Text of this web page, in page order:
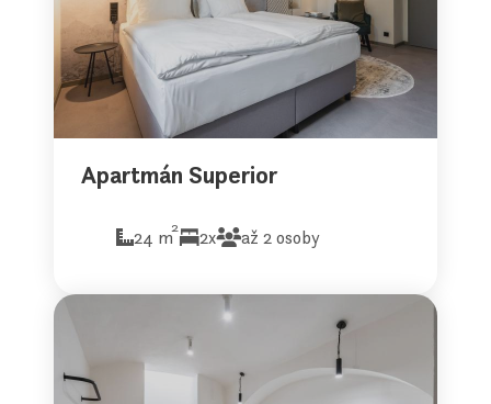
Apartmán Superior
24 m2 2x až 2 osoby